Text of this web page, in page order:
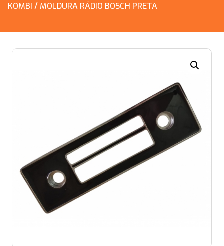
KOMBI / MOLDURA RÁDIO BOSCH PRETA